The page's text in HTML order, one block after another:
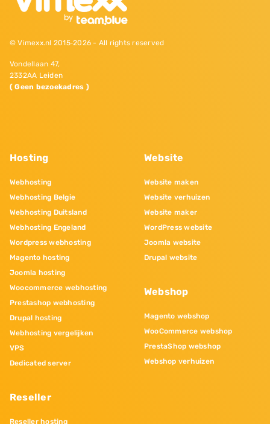
© Vimexx.nl 2015‐2026 - All rights reserved
Vondellaan 47,
2332AA Leiden
( Geen bezoekadres )
Hosting
Webhosting
Webhosting Belgie
Webhosting Duitsland
Webhosting Engeland
Wordpress webhosting
Magento hosting
Joomla hosting
Woocommerce webhosting
Prestashop webhosting
Drupal hosting
Webhosting vergelijken
VPS
Dedicated server
Reseller
Reseller hosting
Website
Website maken
Website verhuizen
Website maker
WordPress website
Joomla website
Drupal website
Webshop
Magento webshop
WooCommerce webshop
PrestaShop webshop
Webshop verhuizen